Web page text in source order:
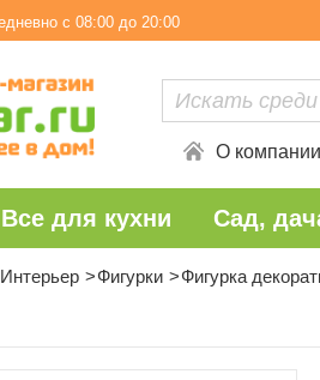
с 08:00 до 20:00
О компании
Все для кухни Сад,
Интерьер Фигурки Фигурка